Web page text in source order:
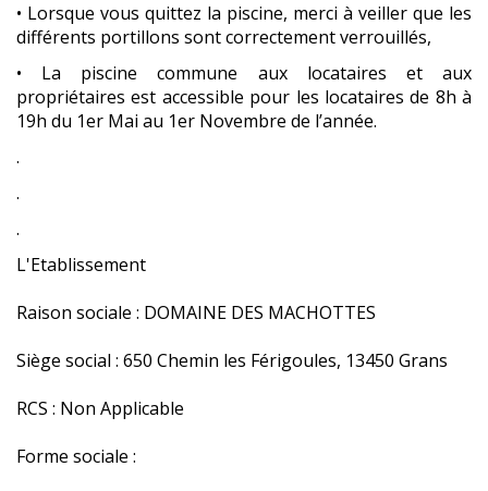
• Lorsque vous quittez la piscine, merci à veiller que les
différents portillons sont correctement verrouillés,
• La piscine commune aux locataires et aux
propriétaires est accessible pour les locataires de 8h à
19h du 1er Mai au 1er Novembre de l’année.
.
.
.
L'Etablissement
Raison sociale : DOMAINE DES MACHOTTES
Siège social : 650 Chemin les Férigoules, 13450 Grans
RCS : Non Applicable
Forme sociale :